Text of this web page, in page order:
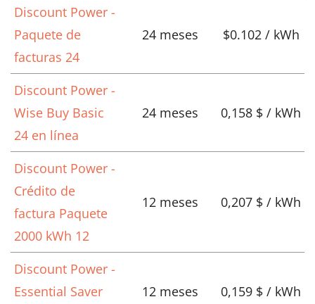
Discount Power -
Paquete de
facturas 24
24 meses $0.102 / kWh
Discount Power -
Wise Buy Basic
24 en línea
24 meses 0,158 $ / kWh
Discount Power -
Crédito de
factura Paquete
2000 kWh 12
12 meses 0,207 $ / kWh
Discount Power -
Essential Saver
12 meses 0,159 $ / kWh